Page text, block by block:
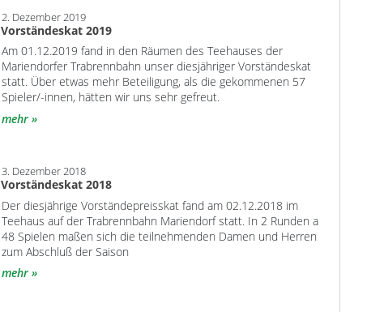
2. Dezember 2019
Vorständeskat 2019
Am 01.12.2019 fand in den Räumen des Teehauses der
Mariendorfer Trabrennbahn unser diesjähriger Vorständeskat
statt. Über etwas mehr Beteiligung, als die gekommenen 57
Spieler/-innen, hätten wir uns sehr gefreut.
mehr
3. Dezember 2018
Vorständeskat 2018
Der diesjährige Vorständepreisskat fand am 02.12.2018 im
Teehaus auf der Trabrennbahn Mariendorf statt. In 2 Runden a
48 Spielen maßen sich die teilnehmenden Damen und Herren
zum Abschluß der Saison
mehr